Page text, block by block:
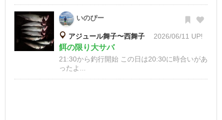
いのぴー
アジュール舞子〜西舞子 2026/06/11 UP!
餌の限り大サバ
21:30から釣行開始 この日は20:30に時合いがあ
ったよ...